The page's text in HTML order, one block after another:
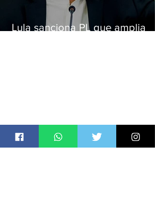
Lula sanciona PL que amplia